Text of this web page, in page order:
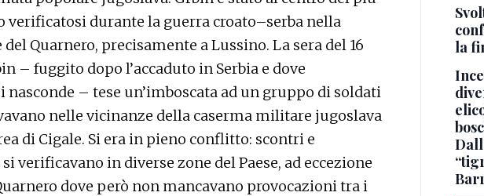
verificatosi durante la guerra croato–serba nella
Quarnero, precisamente a Lussino. La sera del 16
– fuggito dopo l’accaduto in Serbia e dove
nasconde – tese un’imboscata ad un gruppo di soldati
nelle vicinanze della caserma militare jugoslava
di Cigale. Si era in pieno conflitto: scontri e
verificavano in diverse zone del Paese, ad eccezione
dove però non mancavano provocazioni tra i
la